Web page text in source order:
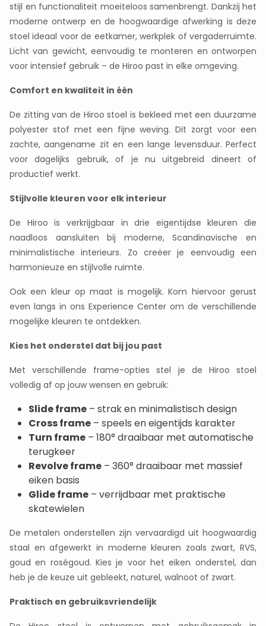
stijl en functionaliteit moeiteloos samenbrengt. Dankzij het
moderne ontwerp en de hoogwaardige afwerking is deze
stoel ideaal voor de eetkamer, werkplek of vergaderruimte.
Licht van gewicht, eenvoudig te monteren en ontworpen
voor intensief gebruik – de Hiroo past in elke omgeving.
Comfort en kwaliteit in één
De zitting van de Hiroo stoel is bekleed met een duurzame
polyester stof met een fijne weving. Dit zorgt voor een
zachte, aangename zit en een lange levensduur. Perfect
voor dagelijks gebruik, of je nu uitgebreid dineert of
productief werkt.
Stijlvolle kleuren voor elk interieur
De Hiroo is verkrijgbaar in drie eigentijdse kleuren die
naadloos aansluiten bij moderne, Scandinavische en
minimalistische interieurs. Zo creëer je eenvoudig een
harmonieuze en stijlvolle ruimte.
Ook een kleur op maat is mogelijk. Kom hiervoor gerust
even langs in ons Experience Center om de verschillende
mogelijke kleuren te ontdekken.
Kies het onderstel dat bij jou past
Met verschillende frame-opties stel je de Hiroo stoel
volledig af op jouw wensen en gebruik:
Slide frame – strak en minimalistisch design
Cross frame – speels en eigentijds karakter
Turn frame – 180° draaibaar met automatische
terugkeer
Revolve frame – 360° draaibaar met massief
eiken basis
Glide frame – verrijdbaar met praktische
skatewielen
De metalen onderstellen zijn vervaardigd uit hoogwaardig
staal en afgewerkt in moderne kleuren zoals zwart, RVS,
goud en roségoud. Kies je voor het eiken onderstel, dan
heb je de keuze uit gebleekt, naturel, walnoot of zwart.
Praktisch en gebruiksvriendelijk